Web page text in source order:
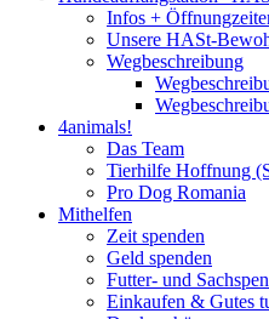
Infos +
Unsere HASt-
Wegbeschreibung
4animals!
Das Team
Tierhilfe Hoffnung
Pro Dog Romania
Mithelfen
Zeit spenden
Geld spenden
Futter- und
Einkaufen & Gutes